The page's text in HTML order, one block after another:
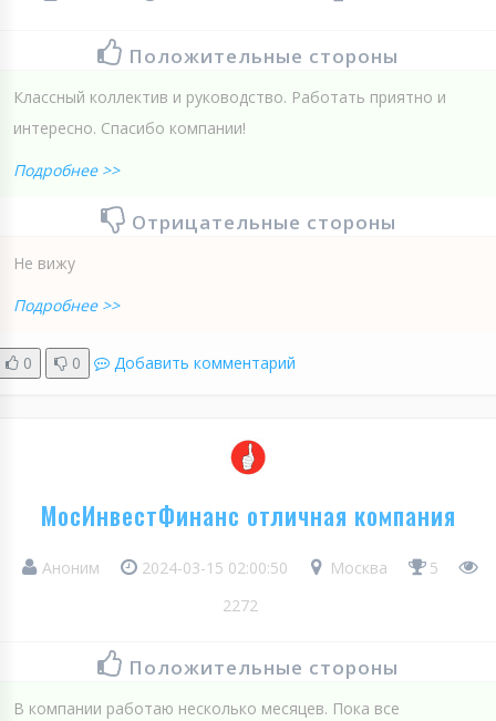
Положительные стороны
Классный коллектив и руководство. Работать приятно и
интересно. Спасибо компании!
Подробнее >>
Отрицательные стороны
Не вижу
Подробнее >>
0 0 Добавить комментарий
МосИнвестФинанс отличная компания
Аноним 2024-03-15 02:00:50 Москва
5
2272
Положительные стороны
В компании работаю несколько месяцев. Пока все